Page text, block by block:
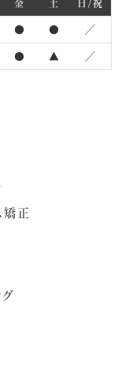
金 土 日/祝
● ● ／
● ▲ ／
矯正
グ